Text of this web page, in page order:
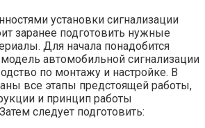
установки сигнализации
заранее подготовить нужные
Для начала понадобится
автомобильной сигнализации
по монтажу и настройке. В
все этапы предстоящей работы,
и принцип работы
следует подготовить: